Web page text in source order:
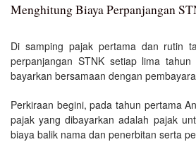
Menghitung Biaya Perpanjangan
Di samping pajak pertama dan rutin
perpanjangan STNK setiap lima
bayarkan bersamaan dengan
Perkiraan begini, pada tahun pertama
pajak yang dibayarkan adalah pajak
biaya balik nama dan penerbitan serta